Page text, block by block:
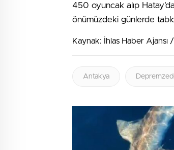
450 oyuncak alıp
önümüzdeki günlerde
Kaynak: İhlas Haber Ajansı /
Antakya